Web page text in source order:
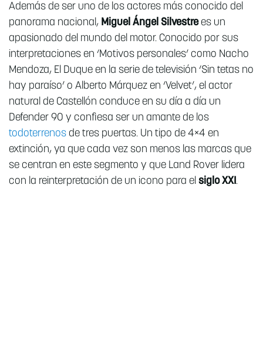
Además de ser uno de los actores más conocido del
panorama nacional, Miguel Ángel Silvestrees un
apasionado del mundo del motor. Conocido por sus
interpretaciones en ‘Motivos personales’ como Nacho
Mendoza, El Duque en la serie de televisión ‘Sin tetas no
hay paraíso’ o Alberto Márquez en ‘Velvet’, el actor
natural de Castellón conduce en su día a día un
Defender 90 y confiesa ser un amante de los
todoterrenos de tres puertas. Un tipo de 4×4 en
extinción, ya que cada vez son menos las marcas que
se centran en este segmento y que Land Rover lidera
con la reinterpretación de un icono para el siglo XXI.